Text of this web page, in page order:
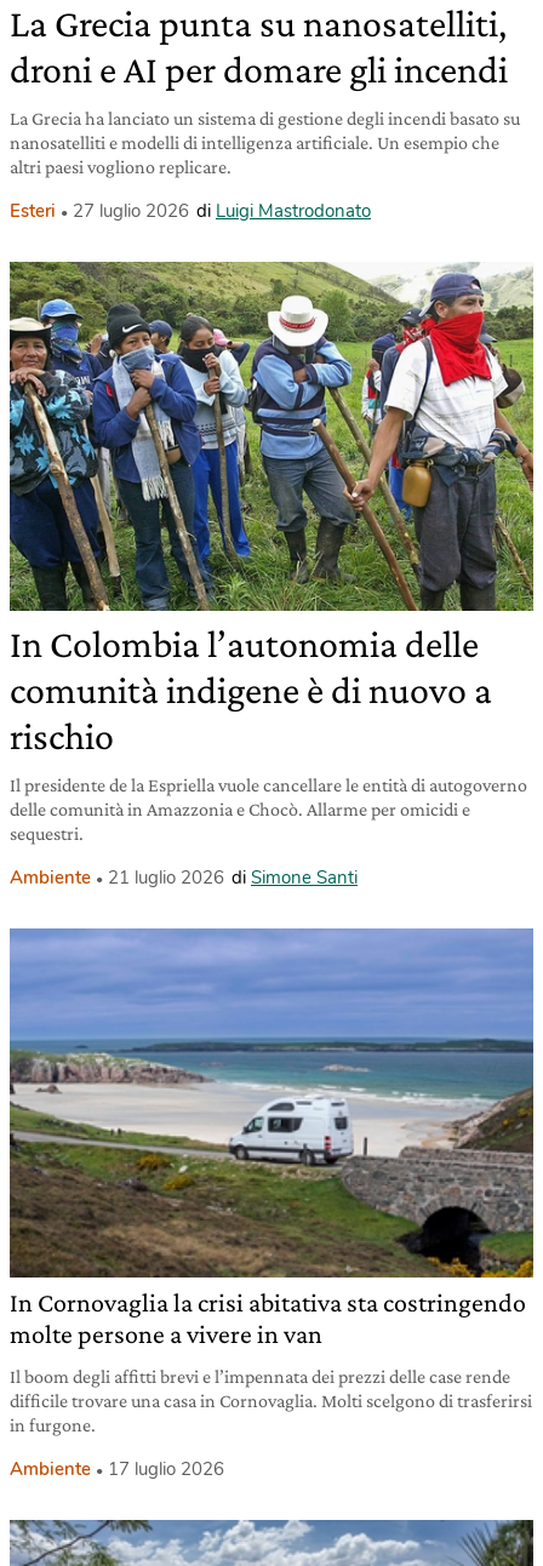
La Grecia punta su nanosatelliti,
droni e AI per domare gli incendi
La Grecia ha lanciato un sistema di gestione degli incendi basato su
nanosatelliti e modelli di intelligenza artificiale. Un esempio che
altri paesi vogliono replicare.
Esteri 27 luglio 2026 di Luigi Mastrodonato
In Colombia l’autonomia delle
comunità indigene è di nuovo a
rischio
Il presidente de la Espriella vuole cancellare le entità di autogoverno
delle comunità in Amazzonia e Chocò. Allarme per omicidi e
sequestri.
Ambiente 21 luglio 2026 di Simone Santi
In Cornovaglia la crisi abitativa sta costringendo
molte persone a vivere in van
Il boom degli affitti brevi e l’impennata dei prezzi delle case rende
difficile trovare una casa in Cornovaglia. Molti scelgono di trasferirsi
in furgone.
Ambiente 17 luglio 2026